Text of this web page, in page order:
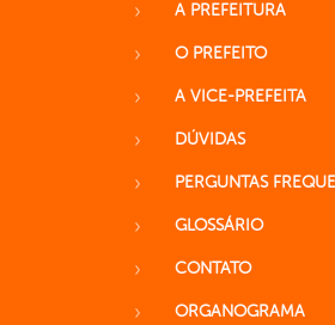
A PREFEITURA
O PREFEITO
A VICE-PREFEITA
DÚVIDAS
PERGUNTAS
GLOSSÁRIO
CONTATO
ORGANOGRAMA